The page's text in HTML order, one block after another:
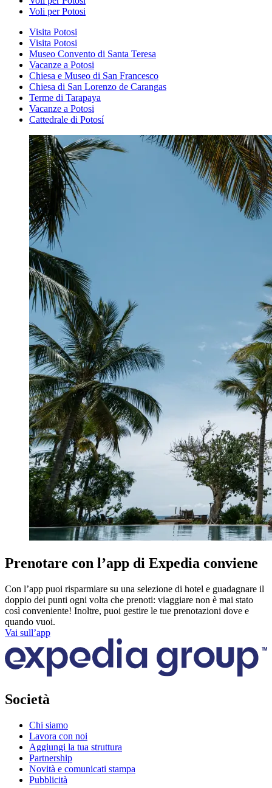
Voli per Potosi
Visita Potosi
Visita Potosi
Museo Convento di Santa Teresa
Vacanze a Potosi
Chiesa e Museo di San Francesco
Chiesa di San Lorenzo de Carangas
Terme di Tarapaya
Vacanze a Potosi
Cattedrale di Potosí
Prenotare con l’app di Expedia conviene
Con l’app puoi risparmiare su una selezione di hotel e guadagnare il
doppio dei punti ogni volta che prenoti: viaggiare non è mai stato
così conveniente! Inoltre, puoi gestire le tue prenotazioni dove e
quando vuoi.
Vai sull’app
Società
Chi siamo
Lavora con noi
Aggiungi la tua struttura
Partnership
Novità e comunicati stampa
Pubblicità